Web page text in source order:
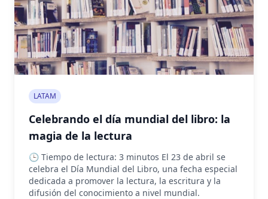
LATAM
Celebrando el día mundial del libro: la
magia de la lectura
🕒 Tiempo de lectura: 3 minutos El 23 de abril se
celebra el Día Mundial del Libro, una fecha especial
dedicada a promover la lectura, la escritura y la
difusión del conocimiento a nivel mundial.